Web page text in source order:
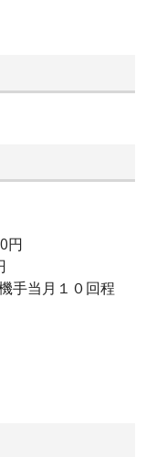
円
手当月１０回程